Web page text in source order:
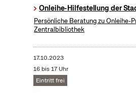
Onleihe-Hilfestellung der
Persönliche Beratung zu Onleihe-
Zentralbibliothek
17.10.2023
16 bis 17 Uhr
Eintritt frei